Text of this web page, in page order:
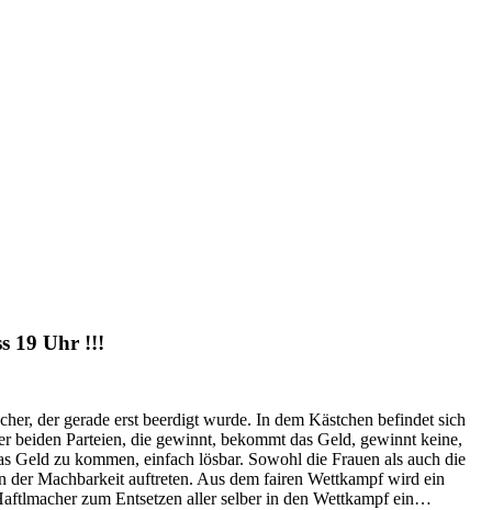
19 Uhr !!!
der gerade erst beerdigt wurde. In dem Kästchen befindet sich
beiden Parteien, die gewinnt, bekommt das Geld, gewinnt keine,
Geld zu kommen, einfach lösbar. Sowohl die Frauen als auch die
Machbarkeit auftreten. Aus dem fairen Wettkampf wird ein
zum Entsetzen aller selber in den Wettkampf ein…